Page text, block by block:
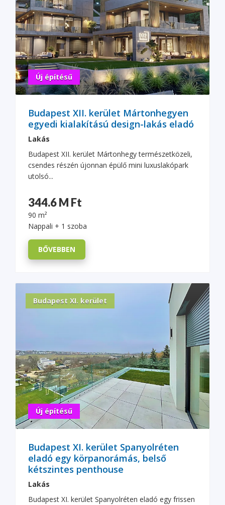
Új építésű
Budapest XII. kerület Mártonhegyen
egyedi kialakítású design-lakás eladó
Lakás
Budapest XII. kerület Mártonhegy természetközeli,
csendes részén újonnan épülő mini luxuslakópark
utolsó...
344.6 M Ft
90 m²
Nappali + 1 szoba
BŐVEBBEN
Budapest XI. kerület
Új építésű
Budapest XI. kerület Spanyolréten
eladó egy körpanorámás, belső
kétszintes penthouse
Lakás
Budapest XI. kerület Spanyolréten eladó egy frissen